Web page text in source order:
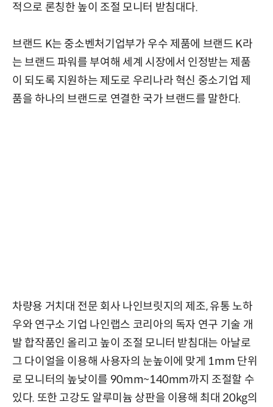
적으로 론칭한 높이 조절 모니터 받침대다.
브랜드 K는 중소벤처기업부가 우수 제품에 브랜드 K라
는 브랜드 파워를 부여해 세계 시장에서 인정받는 제품
이 되도록 지원하는 제도로 우리나라 혁신 중소기업 제
품을 하나의 브랜드로 연결한 국가 브랜드를 말한다.
차량용 거치대 전문 회사 나인브릿지의 제조, 유통 노하
우와 연구소 기업 나인랩스 코리아의 독자 연구 기술 개
발 합작품인 올리고 높이 조절 모니터 받침대는 아날로
그 다이얼을 이용해 사용자의 눈높이에 맞게 1mm 단위
로 모니터의 높낮이를 90mm~140mm까지 조절할 수
있다. 또한 고강도 알루미늄 상판을 이용해 최대 20kg의